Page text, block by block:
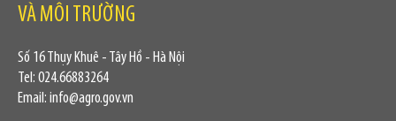
VÀ MÔI TRƯỜNG
Số 16 Thụy Khuê - Tây Hồ - Hà Nội
Tel: 024.66883264
Email: info@agro.gov.vn